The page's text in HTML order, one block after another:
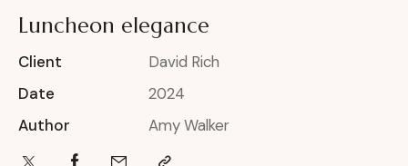
Luncheon elegance
Client
David Rich
Date
2024
Author
Amy Walker